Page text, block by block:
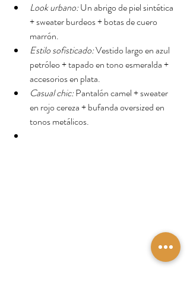
Look urbano: Un abrigo de piel sintética
+ sweater burdeos + botas de cuero
marrón.
Estilo sofisticado: Vestido largo en azul
petróleo + tapado en tono esmeralda +
accesorios en plata.
Casual chic: Pantalón camel + sweater
en rojo cereza + bufanda oversized en
tonos metálicos.